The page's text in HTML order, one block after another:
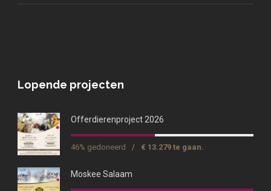
Lopende projecten
Offerdierenproject 2026
46% gedoneerd / € 13.279 te gaan.
Moskee Salaam